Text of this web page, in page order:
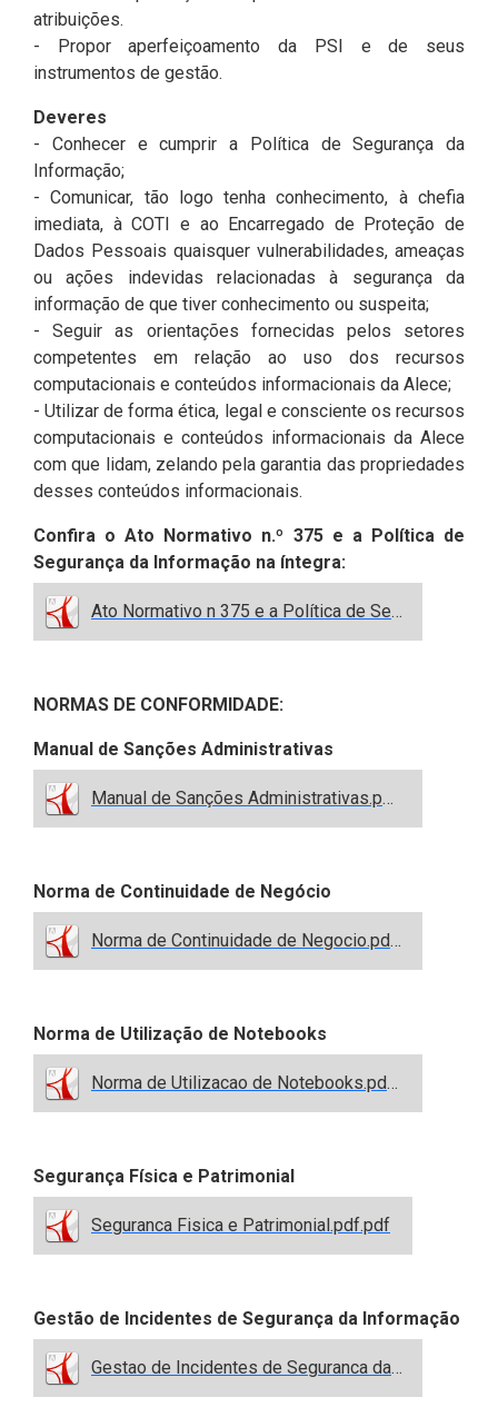
atribuições.
- Propor aperfeiçoamento da PSI e de seus
instrumentos de gestão.
Deveres
- Conhecer e cumprir a Política de Segurança da
Informação;
- Comunicar, tão logo tenha conhecimento, à chefia
imediata, à COTI e ao Encarregado de Proteção de
Dados Pessoais quaisquer vulnerabilidades, ameaças
ou ações indevidas relacionadas à segurança da
informação de que tiver conhecimento ou suspeita;
- Seguir as orientações fornecidas pelos setores
competentes em relação ao uso dos recursos
computacionais e conteúdos informacionais da Alece;
- Utilizar de forma ética, legal e consciente os recursos
computacionais e conteúdos informacionais da Alece
com que lidam, zelando pela garantia das propriedades
desses conteúdos informacionais.
Confira o Ato Normativo n.º 375 e a Política de
Segurança da Informação na íntegra:
Ato Normativo n 375 e a Política de Segurança da Informação na íntegra.pdf
NORMAS DE CONFORMIDADE:
Manual de Sanções Administrativas
Manual de Sanções Administrativas.pdf.pdf
Norma de Continuidade de Negócio
Norma de Continuidade de Negocio.pdf.pdf
Norma de Utilização de Notebooks
Norma de Utilizacao de Notebooks.pdf.pdf
Segurança Física e Patrimonial
Seguranca Fisica e Patrimonial.pdf.pdf
Gestão de Incidentes de Segurança da Informação
Gestao de Incidentes de Seguranca da Informacao.pdf.pdf